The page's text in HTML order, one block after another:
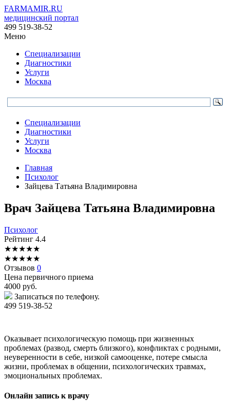
FARMAMIR.RU
медицинский портал
499 519-38-52
Меню
Специализации
Диагностики
Услуги
Москва
Специализации
Диагностики
Услуги
Москва
Главная
Психолог
Зайцева Татьяна Владимировна
Врач Зайцева Татьяна Владимировна
Психолог
Рейтинг 4.4
★★★★★
★★★★★
Отзывов 0
Цена первичного приема
4000 руб.
Записаться по телефону.
499 519-38-52
Оказывает психологическую помощь при жизненных
проблемах (развод, смерть близкого), конфликтах с родными,
неуверенности в себе, низкой самооценке, потере смысла
жизни, проблемах в общении, психологических травмах,
эмоциональных проблемах.
Онлайн запись к врачу